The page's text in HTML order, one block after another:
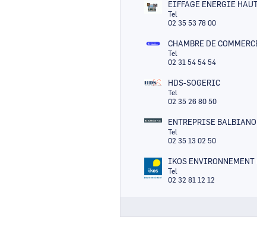
EIFFAGE ENERGIE
Tel
02 35 53 78 00
CHAMBRE DE
Tel
02 31 54 54 54
HDS-SOGERIC
Tel
02 35 26 80 50
ENTREPRISE BALBIANO
Tel
02 35 13 02 50
IKOS ENVIRONNEMENT
Tel
02 32 81 12 12